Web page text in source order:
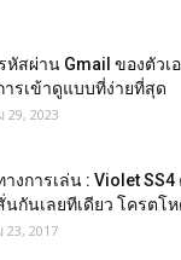
หัสผ่าน Gmail ของตัว
ารเข้าดูแบบที่ง่ายที่สุด
29, 2023
งการเล่น : Violet
กันเลยทีเดียว โครตโห
23, 2017